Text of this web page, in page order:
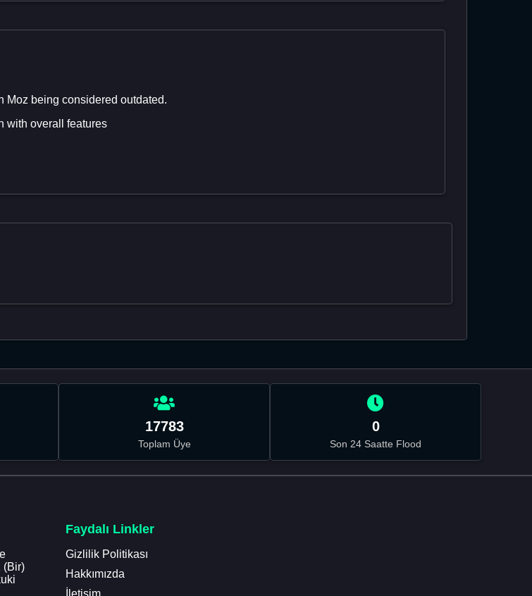
Moz being considered outdated.
with overall features
17783
Toplam Üye
0
Son 24 Saatte Flood
(Bir)
Faydalı Linkler
Gizlilik Politikası
Hakkımızda